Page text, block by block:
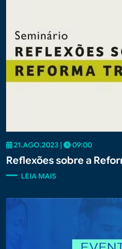
21.AGO.2023 | 09:00
Reflexões sobre a
LEIA MAIS